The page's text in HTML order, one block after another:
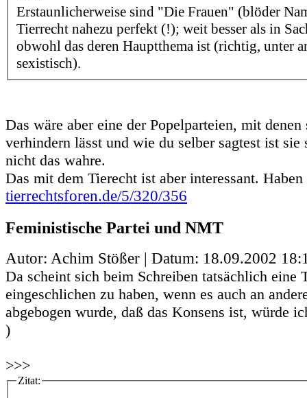
Erstaunlicherweise sind "Die Frauen" (blöder
Tierrecht nahezu perfekt (!); weit besser als in
obwohl das deren Hauptthema ist (richtig, unter
sexistisch).
Das wäre aber eine der Popelparteien, mit
verhindern lässt und wie du selber sagtest ist sie
nicht das wahre.
Das mit dem Tierecht ist aber interessant.
tierrechtsforen.de/5/320/356
Feministische Partei und NMT
Autor: Achim Stößer | Datum: 18.09.2002
Da scheint sich beim Schreiben tatsächlich eine
eingeschlichen zu haben, wenn es auch an
abgebogen wurde, daß das Konsens ist, würde
)
>>>
Zitat: